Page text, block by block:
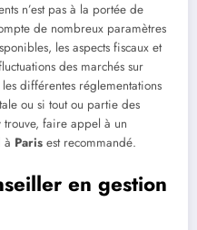
n’est pas à la portée de
de nombreux paramètres
les aspects fiscaux et
des marchés sur
différentes réglementations
ou si tout ou partie des
trouve, faire appel à un
à Paris est recommandé.
en gestion